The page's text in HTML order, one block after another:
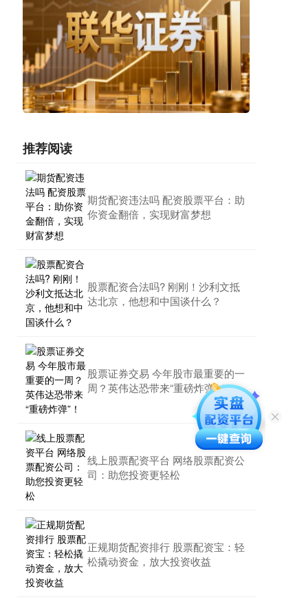
推荐阅读
期货配资违法吗 配资股票平台：助
你资金翻倍，实现财富梦想
股票配资合法吗? 刚刚！沙利文抵
达北京，他想和中国谈什么？
股票证券交易 今年股市最重要的一
周？英伟达恐带来“重磅炸弹”！
线上股票配资平台 网络股票配资公
司：助您投资更轻松
正规期货配资排行 股票配资宝：轻
松撬动资金，放大投资收益